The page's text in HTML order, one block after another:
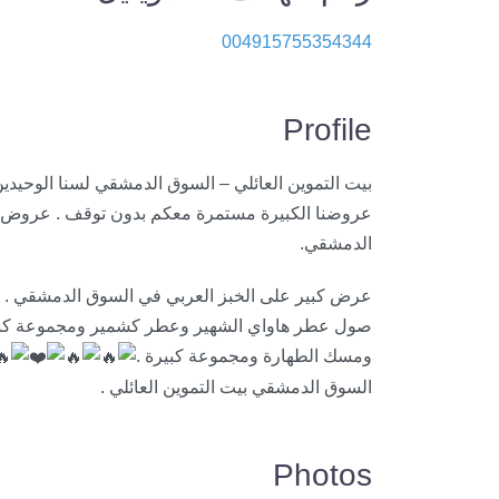
004915755354344
Profile
بيت التموين العائلي – السوق الدمشقي لسنا
عروضنا الكبيرة مستمرة معكم بدون توقف .
الدمشقي.
عرض كبير على الخبز العربي في السوق الدمشقي .
صول عطر هاواي الشهير وعطر كشمير ومجموعة
ومسك الطهارة ومجموعة كبيرة .
السوق الدمشقي بيت التموين العائلي .
Photos